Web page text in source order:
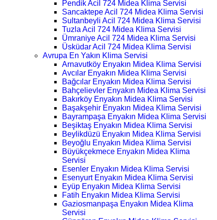
Pendik Acil 724 Midea Klima Servisi
Sancaktepe Acil 724 Midea Klima Servisi
Sultanbeyli Acil 724 Midea Klima Servisi
Tuzla Acil 724 Midea Klima Servisi
Ümraniye Acil 724 Midea Klima Servisi
Üsküdar Acil 724 Midea Klima Servisi
Avrupa En Yakın Klima Servisi
Arnavutköy Enyakın Midea Klima Servisi
Avcılar Enyakın Midea Klima Servisi
Bağcılar Enyakın Midea Klima Servisi
Bahçelievler Enyakın Midea Klima Servisi
Bakırköy Enyakın Midea Klima Servisi
Başakşehir Enyakın Midea Klima Servisi
Bayrampaşa Enyakın Midea Klima Servisi
Beşiktaş Enyakın Midea Klima Servisi
Beylikdüzü Enyakın Midea Klima Servisi
Beyoğlu Enyakın Midea Klima Servisi
Büyükçekmece Enyakın Midea Klima
Servisi
Esenler Enyakın Midea Klima Servisi
Esenyurt Enyakın Midea Klima Servisi
Eyüp Enyakın Midea Klima Servisi
Fatih Enyakın Midea Klima Servisi
Gaziosmanpaşa Enyakın Midea Klima
Servisi